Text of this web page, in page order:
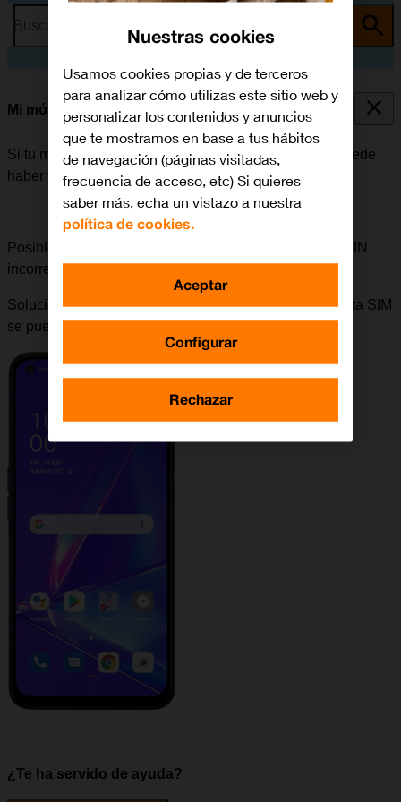
Mi móvil está bloqueado
Si tu móvil está bloqueado después de encenderlo, puede
haber varias causas al problema.
Posible causa 3 de 6:
Si se ha introducido un código PIN
incorrecto, el móvil no se podrá iniciar.
Solución:En la tarjeta de plástico que contenía la tarjeta SIM
se puede ver el código PIN.
¿Te ha servido de ayuda?
Nuestras cookies
Usamos cookies propias y de terceros
para analizar cómo utilizas este sitio web y
personalizar los contenidos y anuncios
que te mostramos en base a tus hábitos
de navegación (páginas visitadas,
frecuencia de acceso, etc) Si quieres
saber más, echa un vistazo a nuestra
política de cookies.
Configurar
Rechazar
Aceptar